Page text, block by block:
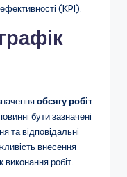
(KPI).
обсягу робіт
бути зазначені
та відповідальні
внесення
виконання робіт.